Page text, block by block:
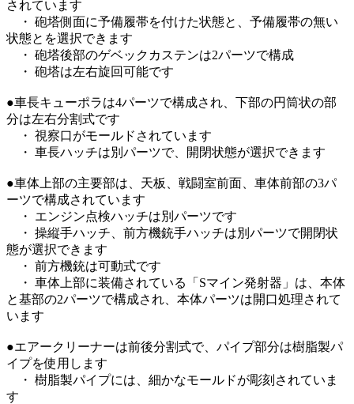
されています
・ 砲塔側面に予備履帯を付けた状態と、予備履帯の無い
状態とを選択できます
・ 砲塔後部のゲベックカステンは2パーツで構成
・ 砲塔は左右旋回可能です
●車長キューポラは4パーツで構成され、下部の円筒状の部
分は左右分割式です
・ 視察口がモールドされています
・ 車長ハッチは別パーツで、開閉状態が選択できます
●車体上部の主要部は、天板、戦闘室前面、車体前部の3パ
ーツで構成されています
・ エンジン点検ハッチは別パーツです
・ 操縦手ハッチ、前方機銃手ハッチは別パーツで開閉状
態が選択できます
・ 前方機銃は可動式です
・ 車体上部に装備されている「Sマイン発射器」は、本体
と基部の2パーツで構成され、本体パーツは開口処理されて
います
●エアークリーナーは前後分割式で、パイプ部分は樹脂製パ
イプを使用します
・ 樹脂製パイプには、細かなモールドが彫刻されていま
す